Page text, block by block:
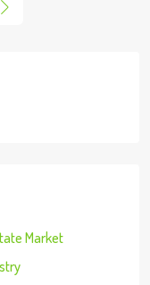
Market